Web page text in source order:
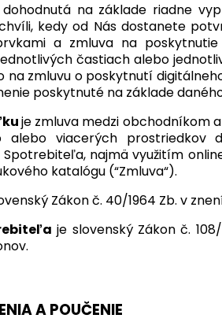
na základe riadne
kedy od Nás dostanete
a zmluva na
častiach alebo
na zmluvu o poskytnutí
poskytnuté na základe
je zmluva medzi obchodníkom
alebo viacerých prostriedkov
najmä využitím
katalógu (“Zmluva“).
Zákon č. 40/1964 Zb. v
je slovenský Zákon č.
A POUČENIE